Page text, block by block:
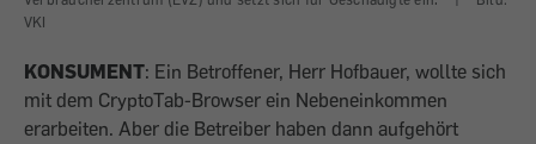
VKI
KONSUMENT: Ein Betroffener, Herr Hofbauer, wollte sich
mit dem CryptoTab-Browser ein Nebeneinkommen
erarbeiten. Aber die Betreiber haben dann aufgehört